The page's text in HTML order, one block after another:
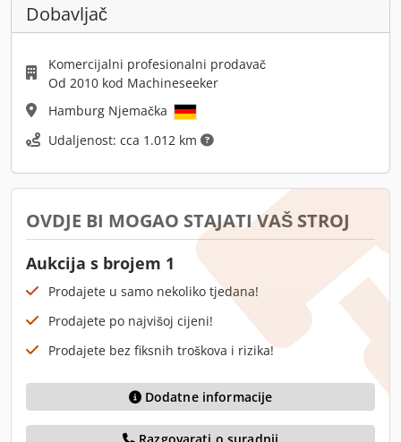
Dobavljač
Komercijalni profesionalni prodavač
Od 2010 kod Machineseeker
Hamburg Njemačka
Udaljenost: cca 1.012 km
OVDJE BI MOGAO STAJATI VAŠ STROJ
Aukcija s brojem 1
Prodajete u samo nekoliko tjedana!
Prodajete po najvišoj cijeni!
Prodajete bez fiksnih troškova i rizika!
Dodatne informacije
Razgovarati o suradnji